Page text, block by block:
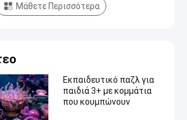
Μάθετε Περισσότερα
Εκπαιδευτικό παζλ για
παιδιά 3+ με κομμάτια
που κουμπώνουν